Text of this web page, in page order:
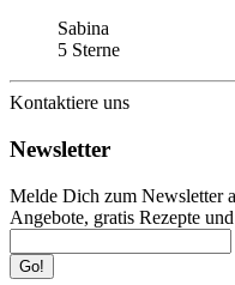
Sabina
5 Sterne
Kontaktiere uns
Newsletter
Melde Dich zum Newsletter
Angebote, gratis Rezepte
Go!